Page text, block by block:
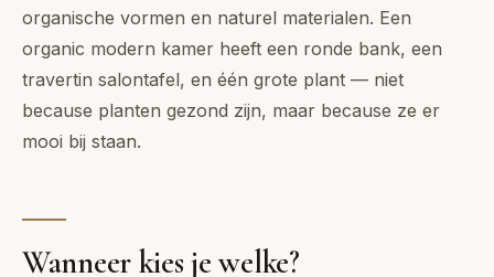
organische vormen en naturel materialen. Een
organic modern kamer heeft een ronde bank, een
travertin salontafel, en één grote plant — niet
because planten gezond zijn, maar because ze er
mooi bij staan.
Wanneer kies je welke?